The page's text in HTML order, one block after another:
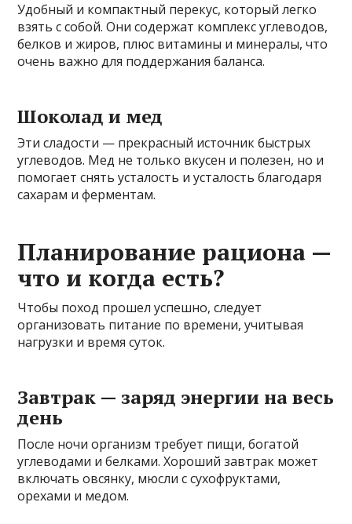
Удобный и компактный перекус, который легко
взять с собой. Они содержат комплекс углеводов,
белков и жиров, плюс витамины и минералы, что
очень важно для поддержания баланса.
Шоколад и мед
Эти сладости — прекрасный источник быстрых
углеводов. Мед не только вкусен и полезен, но и
помогает снять усталость и усталость благодаря
сахарам и ферментам.
Планирование рациона —
что и когда есть?
Чтобы поход прошел успешно, следует
организовать питание по времени, учитывая
нагрузки и время суток.
Завтрак — заряд энергии на весь
день
После ночи организм требует пищи, богатой
углеводами и белками. Хороший завтрак может
включать овсянку, мюсли с сухофруктами,
орехами и медом.